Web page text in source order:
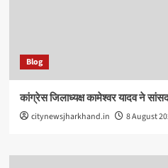
Blog
कांग्रेस जिलाध्यक्ष कामेश्वर यादव ने
citynewsjharkhand.in 8 August